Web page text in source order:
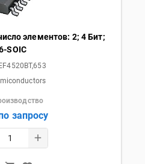
элементов: 2; 4 Бит;
SOIC
запросу